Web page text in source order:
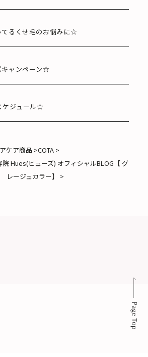
てるくせ毛のお悩みに☆
キャンペーン☆
ケジュール☆
ケア商品 >COTA >
Hues(ヒューズ) オフィシャルBLOG【 グ
レージュカラー】 >